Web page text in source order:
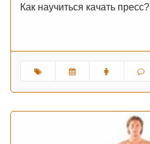
Как научиться качать пресс?